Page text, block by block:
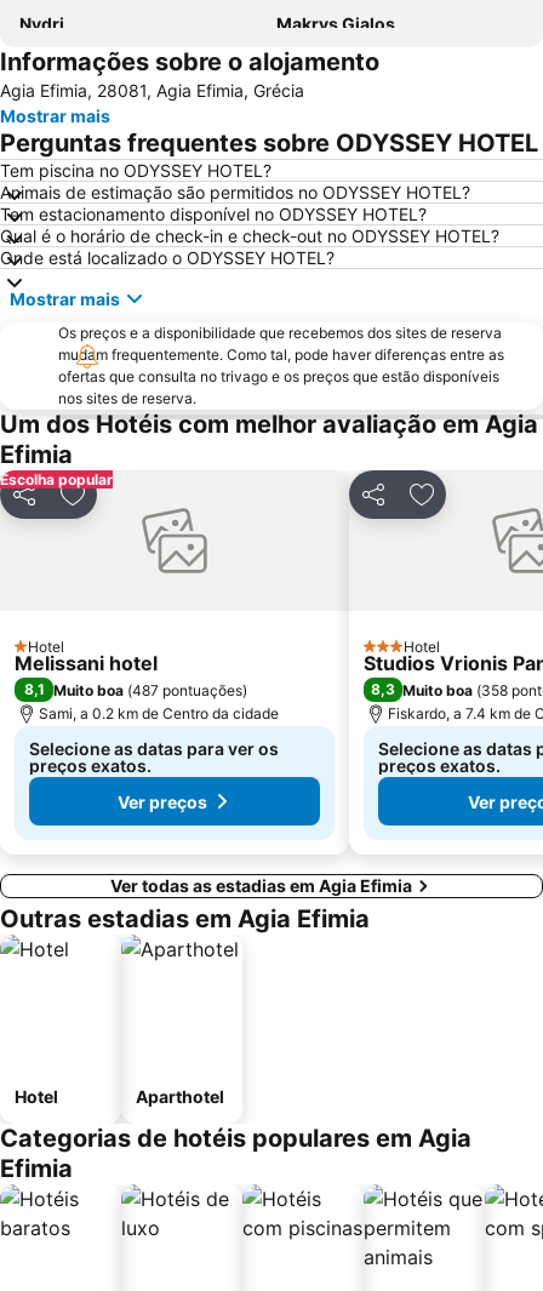
Nydri
Makrys Gialos
Informações sobre o alojamento
Agia Efimia, 28081, Agia Efimia, Grécia
Mostrar mais
Perguntas frequentes sobre ODYSSEY HOTEL
Tem piscina no ODYSSEY HOTEL?
Animais de estimação são permitidos no ODYSSEY HOTEL?
Tem estacionamento disponível no ODYSSEY HOTEL?
Qual é o horário de check-in e check-out no ODYSSEY HOTEL?
Onde está localizado o ODYSSEY HOTEL?
Mostrar mais
Os preços e a disponibilidade que recebemos dos sites de reserva
mudam frequentemente. Como tal, pode haver diferenças entre as
ofertas que consulta no trivago e os preços que estão disponíveis
nos sites de reserva.
Um dos Hotéis com melhor avaliação em Agia
Efimia
Escolha popular
PartilharAdicionar aos favoritos
1 Estrelas
Hotel
Melissani hotel
8,1 Muito boa (487 pontuações)
Sami, a 0.2 km de Centro da cidade
Selecione as datas para ver os
preços exatos.
Ver preços
PartilharAdicionar
3 Estrelas
Hotel
Studios Vrionis
8,3 Muito boa (358
Fiskardo, a 7.4 km de
Selecione as datas
preços exatos.
Ver
Ver todas as estadias em Agia Efimia
Outras estadias em Agia Efimia
Hotel Aparthotel
Categorias de hotéis populares em Agia
Efimia